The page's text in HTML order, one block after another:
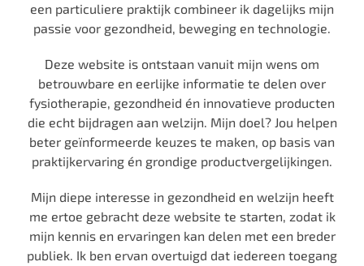
een particuliere praktijk combineer ik dagelijks mijn
passie voor gezondheid, beweging en technologie.
Deze website is ontstaan vanuit mijn wens om
betrouwbare en eerlijke informatie te delen over
fysiotherapie, gezondheid én innovatieve producten
die echt bijdragen aan welzijn. Mijn doel? Jou helpen
beter geïnformeerde keuzes te maken, op basis van
praktijkervaring én grondige productvergelijkingen.
Mijn diepe interesse in gezondheid en welzijn heeft
me ertoe gebracht deze website te starten, zodat ik
mijn kennis en ervaringen kan delen met een breder
publiek. Ik ben ervan overtuigd dat iedereen toegang